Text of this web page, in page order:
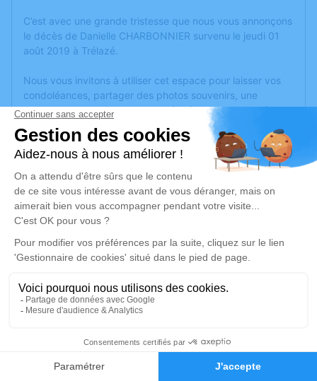
Faire-part Hommages
C’est avec une grande tristesse que nous vous annonçons
le décès de Danielle CHARBONNIER survenu le jeudi 01
août 2019 à Trélazé.
Nous vous invitons à utiliser cet espace pour laisser vos
condoléances, partager des photos souvenirs, une
anecdote ou exprimer vos pensées à travers des poèmes
ou des textes. Cet endroit est un lieu d'expression dédié à
honorer la mémoire de Danielle CHARBONNIER.
Un service de plantation d’arbre hommage estdisponible
jeudi 08 août 2019 à 11h30
Crématorium de Montreuil-Juigné
Avenue des Poiriers